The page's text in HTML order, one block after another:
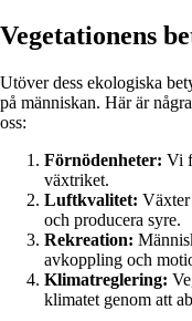
Vegetationens
Utöver dess ekologiska
på människan. Här är
oss:
Förnödenheter: Vi
växtriket.
Luftkvalitet: Växter
och producera syre.
Rekreation:
avkoppling och
Klimatreglering:
klimatet genom att